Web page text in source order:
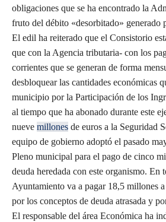
obligaciones que se ha encontrado la
fruto del débito «desorbitado» generado
El edil ha reiterado que el Consistorio
que con la Agencia tributaria- con los
corrientes que se generan de forma
desbloquear las cantidades económicas
municipio por la Participación de los
al tiempo que ha abonado durante este
nueve millones de euros a la Seguridad
equipo de gobierno adoptó el pasado
Pleno municipal para el pago de cinco
deuda heredada con este organismo. En
Ayuntamiento va a pagar 18,5 millones a
por los conceptos de deuda atrasada y
El responsable del área Económica ha